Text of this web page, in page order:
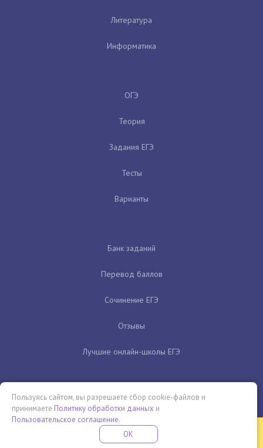
Литература
Информатика
ОГЭ
Теория
Задания ЕГЭ
Тесты
Варианты
Банк заданий
Перевод баллов
Сочинение ЕГЭ
Отзывы
Лучшие онлайн-школы ЕГЭ
Бесплатная летняя школа
ПРОВЕДИ ЭТО ЛЕТО С ПОЛЬЗОЙ
Пользуясь сайтом, вы разрешаете сбор cookie-файлов и
принимаете Политику обработки данных и
Пользовательское соглашение.
OK